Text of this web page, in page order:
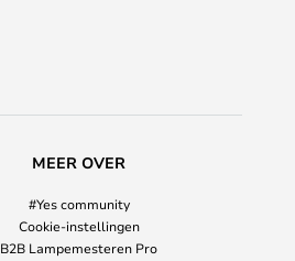
MEER OVER
#Yes community
Cookie-instellingen
B2B Lampemesteren Pro